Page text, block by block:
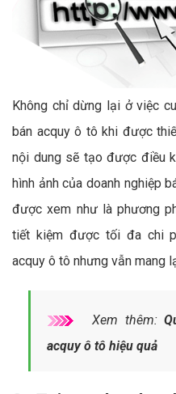
Không chỉ dừng lại ở việc
bán acquy ô tô khi được
nội dung sẽ tạo được điều
hình ảnh của doanh nghiệp
được xem như là phương
tiết kiệm được tối đa chi
acquy ô tô nhưng vẫn mang
Xem thêm:
acquy ô tô hiệu quả